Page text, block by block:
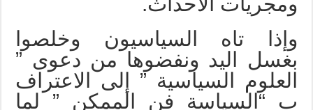
وإذا تاه السياسيون وخلصوا
بغسل اليد ونفضوها من دعوى ”
العلوم السياسية ” إلى الاعتراف
ب “السياسة فن الممكن ” لما